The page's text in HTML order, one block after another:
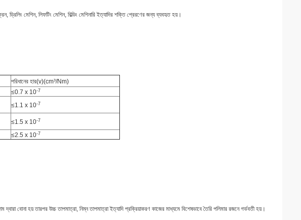
মেশিন, লিফটিং মেশিন, বিল্ডিং মেশিনারি ইত্যাদির শক্তি প্রেরণের জন্য ব্যবহৃত হয়।
পরিধানের হার(v)(cm³/Nm)
≤0.7 x 10-7
≤1.1 x 10-7
≤1.5 x 10-7
≤2.5 x 10-7
বোনা হয় তারপর উচ্চ তাপমাত্রা, নিম্ন তাপমাত্রা ইত্যাদি প্রক্রিয়াকরণ কাজের মাধ্যমে বিশেষভাবে তৈরি পলিমার রজনে গর্ভবতী হয়।